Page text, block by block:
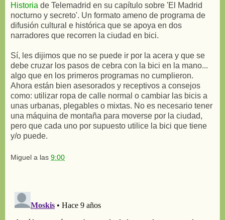
Historia de Telemadrid en su capítulo sobre 'El Madrid
nocturno y secreto'. Un formato ameno de programa de
difusión cultural e histórica que se apoya en dos
narradores que recorren la ciudad en bici.
Sí, les dijimos que no se puede ir por la acera y que se
debe cruzar los pasos de cebra con la bici en la mano...
algo que en los primeros programas no cumplieron.
Ahora están bien asesorados y receptivos a consejos
como: utilizar ropa de calle normal o cambiar las bicis a
unas urbanas, plegables o mixtas. No es necesario tener
una máquina de montaña para moverse por la ciudad,
pero que cada uno por supuesto utilice la bici que tiene
y/o puede.
Miguel a las 9:00